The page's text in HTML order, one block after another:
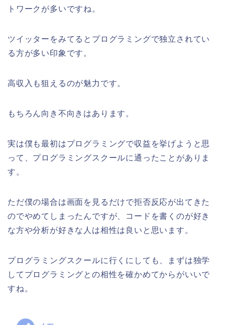
トワークが多いですね。
ツイッターをみてるとプログラミングで独立されてい
る方が多い印象です。
高収入も狙えるのが魅力です。
もちろん向き不向きはあります。
実は僕も最初はプログラミングで収益を挙げようと思
って、プログラミングスクールに通ったことがありま
す。
ただ僕の場合は画面を見るだけで拒否反応が出てきた
のでやめてしまったんですが、コードを書くのが好き
な方や分析が好きな人は相性は良いと思います。
プログラミングスクールに行くにしても、まずは独学
してプログラミングとの相性を確かめてからがいいで
すね。